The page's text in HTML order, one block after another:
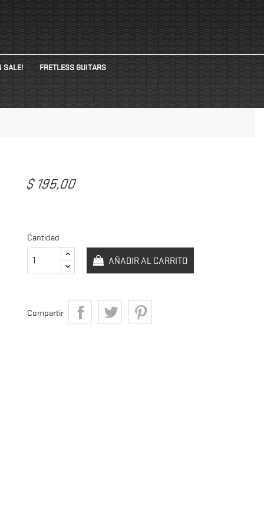
SALE! FRETLESS GUITARS
$ 195,00
Cantidad
AÑADIR AL CARRITO
Compartir